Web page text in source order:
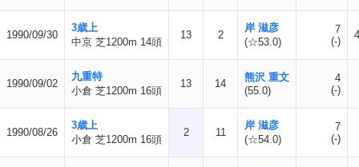
1990/09/30
3歳上
中京 芝1200m 14頭
13 2
岸 滋彦
(☆53.0)
7
(-)
1990/09/02
九重特
小倉 芝1200m 16頭
13 14
熊沢 重文
(55.0)
4
(-)
1990/08/26
3歳上
小倉 芝1200m 16頭
2 11
岸 滋彦
(☆54.0)
7
(-)